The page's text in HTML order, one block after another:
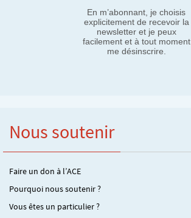
En m’abonnant, je choisis
explicitement de recevoir la
newsletter et je peux
facilement et à tout moment
me désinscrire.
Nous soutenir
Faire un don à l’ACE
Pourquoi nous soutenir ?
Vous êtes un particulier ?